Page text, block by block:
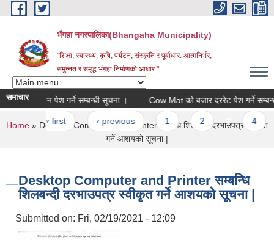
Skip to main content
भँगहा नगरपालिका(Bhangaha Municipality)
"शिक्षा, स्वास्थ्य, कृषि, पर्यटन, संस्कृति र पूर्वाधार: आत्मनिर्भर,
समुन्नत र समृद्ध भंगहा निर्माणको आधार "
समाचार
कोटेशन पेश गर्ने सम्बन्धी सूचना । Cow Mat को बजार दररेट पेश गर्ने सम्बन्धी
Pages
« first ‹ previous 2 3 4
You are here
Home » Desktop Computer and Printer सम्बन्धि शिलबन्दी दरभाउपत्र स्वीकृत
गर्ने आशयको सूचना |
Desktop Computer and Printer सम्बन्धि
शिलबन्दी दरभाउपत्र स्वीकृत गर्ने आशयको सूचना |
Submitted on: Fri, 02/19/2021 - 12:09